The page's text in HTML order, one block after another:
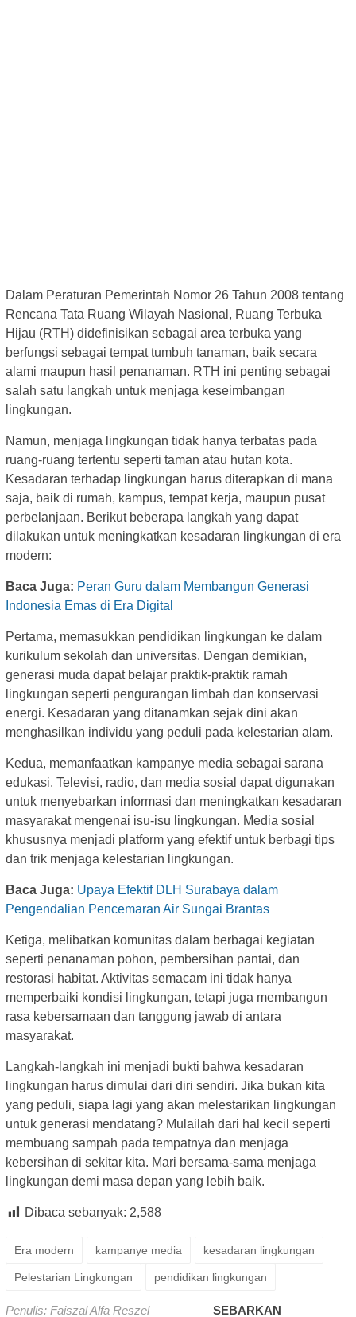
Dalam Peraturan Pemerintah Nomor 26 Tahun 2008 tentang
Rencana Tata Ruang Wilayah Nasional, Ruang Terbuka
Hijau (RTH) didefinisikan sebagai area terbuka yang
berfungsi sebagai tempat tumbuh tanaman, baik secara
alami maupun hasil penanaman. RTH ini penting sebagai
salah satu langkah untuk menjaga keseimbangan
lingkungan.
Namun, menjaga lingkungan tidak hanya terbatas pada
ruang-ruang tertentu seperti taman atau hutan kota.
Kesadaran terhadap lingkungan harus diterapkan di mana
saja, baik di rumah, kampus, tempat kerja, maupun pusat
perbelanjaan. Berikut beberapa langkah yang dapat
dilakukan untuk meningkatkan kesadaran lingkungan di era
modern:
Baca Juga: Peran Guru dalam Membangun Generasi
Indonesia Emas di Era Digital
Pertama, memasukkan pendidikan lingkungan ke dalam
kurikulum sekolah dan universitas. Dengan demikian,
generasi muda dapat belajar praktik-praktik ramah
lingkungan seperti pengurangan limbah dan konservasi
energi. Kesadaran yang ditanamkan sejak dini akan
menghasilkan individu yang peduli pada kelestarian alam.
Kedua, memanfaatkan kampanye media sebagai sarana
edukasi. Televisi, radio, dan media sosial dapat digunakan
untuk menyebarkan informasi dan meningkatkan kesadaran
masyarakat mengenai isu-isu lingkungan. Media sosial
khususnya menjadi platform yang efektif untuk berbagi tips
dan trik menjaga kelestarian lingkungan.
Baca Juga: Upaya Efektif DLH Surabaya dalam
Pengendalian Pencemaran Air Sungai Brantas
Ketiga, melibatkan komunitas dalam berbagai kegiatan
seperti penanaman pohon, pembersihan pantai, dan
restorasi habitat. Aktivitas semacam ini tidak hanya
memperbaiki kondisi lingkungan, tetapi juga membangun
rasa kebersamaan dan tanggung jawab di antara
masyarakat.
Langkah-langkah ini menjadi bukti bahwa kesadaran
lingkungan harus dimulai dari diri sendiri. Jika bukan kita
yang peduli, siapa lagi yang akan melestarikan lingkungan
untuk generasi mendatang? Mulailah dari hal kecil seperti
membuang sampah pada tempatnya dan menjaga
kebersihan di sekitar kita. Mari bersama-sama menjaga
lingkungan demi masa depan yang lebih baik.
Dibaca sebanyak: 2,588
Era modern kampanye media kesadaran lingkungan
Pelestarian Lingkungan pendidikan lingkungan
Penulis: Faiszal Alfa Reszel SEBARKAN